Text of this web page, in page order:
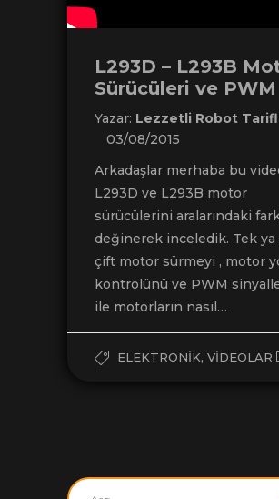
L293D – L293B
Sürücüleri ve PWM
Yazar: Lezzetli Robot
03/08/2015
Arkadaşlar merhaba bu
L293D ve L293B motor
sürücülerini aralarındaki
değinerek inceledik. Tek ya
çift motor sürmeyi , motor
kontrolünü ve PWM
ile motorların nasıl…
ELEKTRONIK, VIDEOLAR